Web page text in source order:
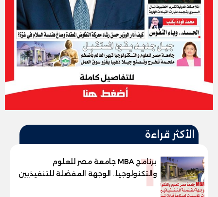
الأكثر قراءة
1
برنامج MBA جامعة مصر للعلوم
والتكنولوجيا.. الوجهة المفضلة للتنفيذيين
وقيادات المؤسسات لصناعة قادة